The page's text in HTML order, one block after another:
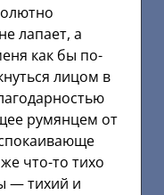
лапает, а
как бы по-
лицом в
румянцем от
что-то тихо
— тихий и